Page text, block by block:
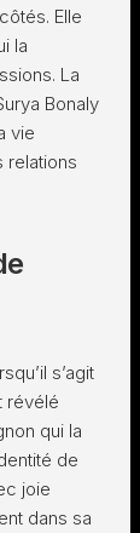
Elle
la
La
Bonaly
vie
relations
s’agit
révélé
qui la
de
joie
dans sa